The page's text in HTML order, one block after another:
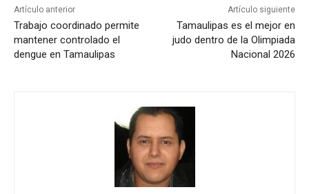
Artículo anterior
Trabajo coordinado permite
mantener controlado el
dengue en Tamaulipas
Artículo siguiente
Tamaulipas es el mejor en
judo dentro de la Olimpiada
Nacional 2026